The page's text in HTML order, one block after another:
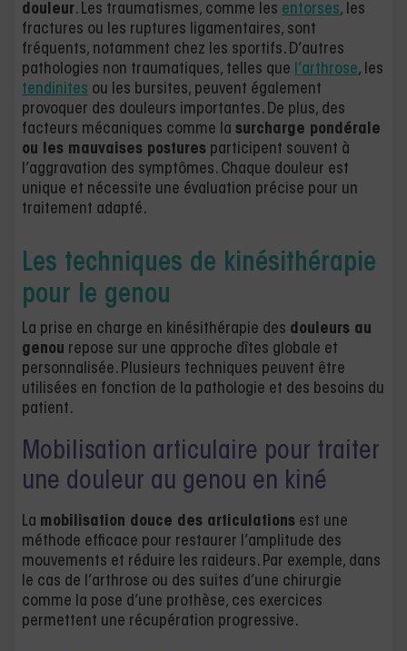
douleur. Les traumatismes, comme les entorses, les
fractures ou les ruptures ligamentaires, sont
fréquents, notamment chez les sportifs. D’autres
pathologies non traumatiques, telles que l’arthrose, les
tendinites ou les bursites, peuvent également
provoquer des douleurs importantes. De plus, des
facteurs mécaniques comme la surcharge pondérale
ou les mauvaises postures participent souvent à
l’aggravation des symptômes. Chaque douleur est
unique et nécessite une évaluation précise pour un
traitement adapté.
Les techniques de kinésithérapie
pour le genou
La prise en charge en kinésithérapie des douleurs au
genou repose sur une approche dîtes globale et
personnalisée. Plusieurs techniques peuvent être
utilisées en fonction de la pathologie et des besoins du
patient.
Mobilisation articulaire pour traiter
une douleur au genou en kiné
La mobilisation douce des articulations est une
méthode efficace pour restaurer l’amplitude des
mouvements et réduire les raideurs. Par exemple, dans
le cas de l’arthrose ou des suites d’une chirurgie
comme la pose d’une prothèse, ces exercices
permettent une récupération progressive.